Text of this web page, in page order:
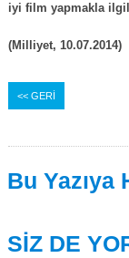
iyi film yapmakla
(Milliyet, 10.07.2014)
<< GERİ
Bu Yazıya
SİZ DE